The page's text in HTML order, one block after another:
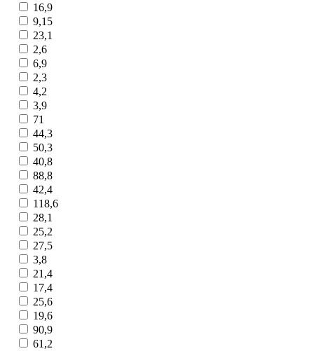
16,9
9,15
23,1
2,6
6,9
2,3
4,2
3,9
71
44,3
50,3
40,8
88,8
42,4
118,6
28,1
25,2
27,5
3,8
21,4
17,4
25,6
19,6
90,9
61,2